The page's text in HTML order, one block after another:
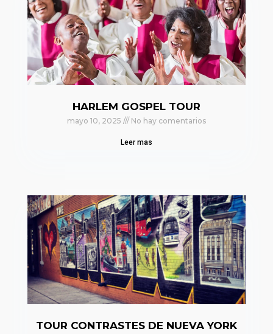
HARLEM GOSPEL TOUR
mayo 10, 2025 No hay comentarios
Leer mas
TOUR CONTRASTES DE NUEVA YORK